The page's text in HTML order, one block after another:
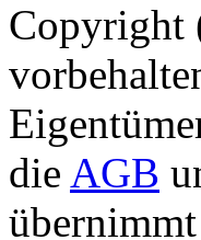
Copyright
die AGB